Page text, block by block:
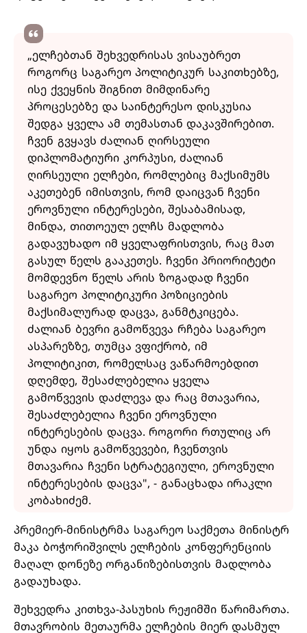
„ელჩებთან შეხვედრისას ვისაუბრეთ
როგორც საგარეო პოლიტიკურ საკითხებზე,
ისე ქვეყნის შიგნით მიმდინარე
პროცესებზე და საინტერესო დისკუსია
შედგა ყველა ამ თემასთან დაკავშირებით.
ჩვენ გვყავს ძალიან ღირსეული
დიპლომატიური კორპუსი, ძალიან
ღირსეული ელჩები, რომლებიც მაქსიმუმს
აკეთებენ იმისთვის, რომ დაიცვან ჩვენი
ეროვნული ინტერესები, შესაბამისად,
მინდა, თითოეულ ელჩს მადლობა
გადავუხადო იმ ყველაფრისთვის, რაც მათ
გასულ წელს გააკეთეს. ჩვენი პრიორიტეტი
მომდევნო წელს არის ზოგადად ჩვენი
საგარეო პოლიტიკური პოზიციების
მაქსიმალურად დაცვა, განმტკიცება.
ძალიან ბევრი გამოწვევა რჩება საგარეო
ასპარეზზე, თუმცა ვფიქრობ, იმ
პოლიტიკით, რომელსაც ვაწარმოებდით
დღემდე, შესაძლებელია ყველა
გამოწვევის დაძლევა და რაც მთავარია,
შესაძლებელია ჩვენი ეროვნული
ინტერესების დაცვა. როგორი რთულიც არ
უნდა იყოს გამოწვევები, ჩვენთვის
მთავარია ჩვენი სტრატეგიული, ეროვნული
ინტერესების დაცვა", - განაცხადა ირაკლი
კობახიძემ.
პრემიერ-მინისტრმა საგარეო საქმეთა მინისტრ
მაკა ბოჭორიშვილს ელჩების კონფერენციის
მაღალ დონეზე ორგანიზებისთვის მადლობა
გადაუხადა.
შეხვედრა კითხვა-პასუხის რეჟიმში წარიმართა.
მთავრობის მეთაურმა ელჩების მიერ დასმულ